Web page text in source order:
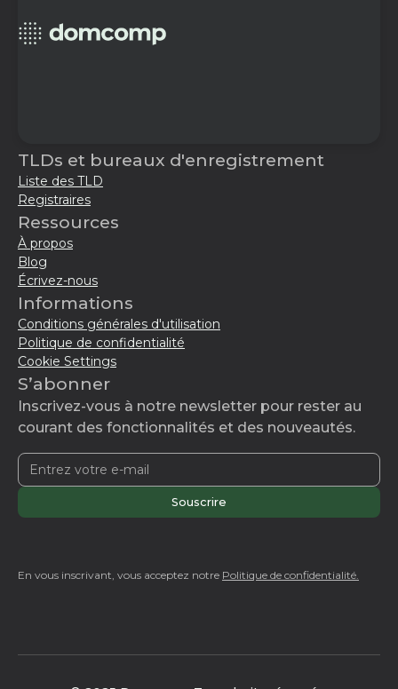
TLDs et bureaux d'enregistrement
Liste des TLD
Registraires
Ressources
À propos
Blog
Écrivez-nous
Informations
Conditions générales d'utilisation
Politique de confidentialité
Cookie Settings
S’abonner
Inscrivez-vous à notre newsletter pour rester au
courant des fonctionnalités et des nouveautés.
En vous inscrivant, vous acceptez notre Politique de confidentialité.